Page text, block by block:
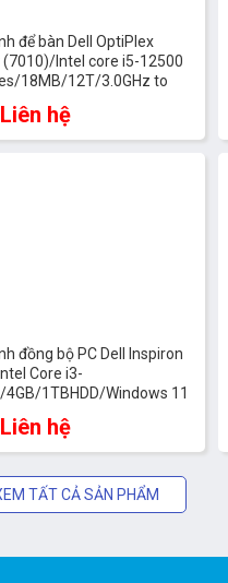
để bàn Dell OptiPlex
(7010)/Intel core i5-12500
18MB/12T/3.0GHz to
512 GB PCIe NVMe | Intel
USB Mouse &
hệ
đồng bộ PC Dell Inspiron
Core i3-
4GB/1TBHDD/Windows 11
Student/WiFi 802.11ax)
hệ
TẤT CẢ SẢN PHẨM